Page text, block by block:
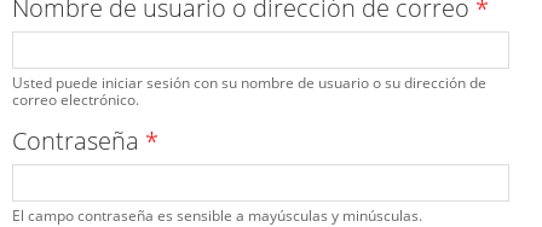
Nombre de usuario o dirección de correo *
Usted puede iniciar sesión con su nombre de usuario o su dirección de
correo electrónico.
Contraseña *
El campo contraseña es sensible a mayúsculas y minúsculas.